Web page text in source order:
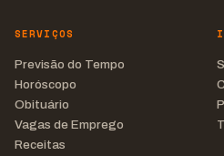
SERVIÇOS
Previsão do Tempo
Horóscopo
Obituário
Vagas de Emprego
Receitas